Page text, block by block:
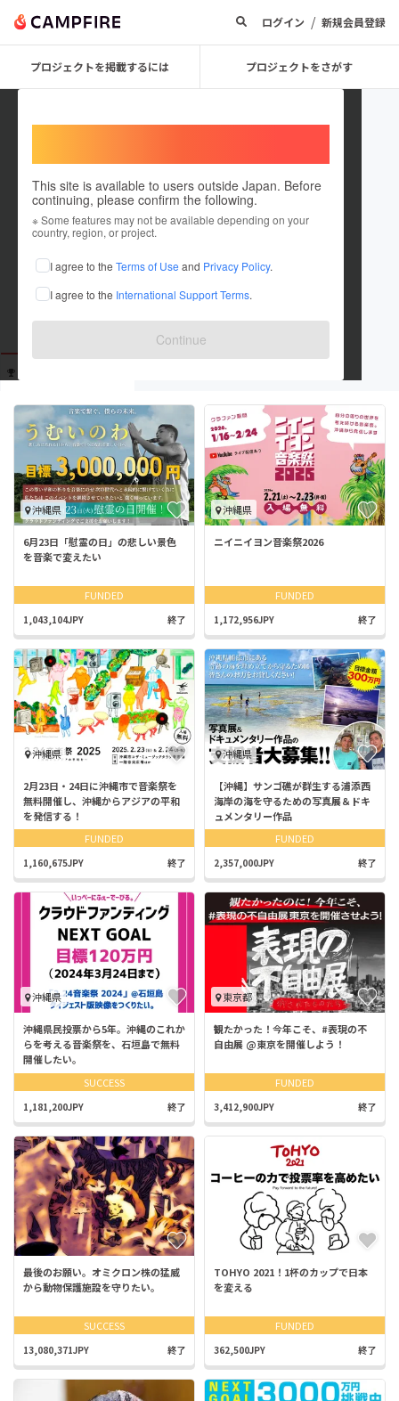
ログイン / 新規会員登録
プロジェクトを掲載するには プロジェクトをさがす
This site is available to users outside Japan. Before
continuing, please confirm the following.
※ Some features may not be available depending on your
country, region, or project.
I agree to the Terms of Use and Privacy Policy.
I agree to the International Support Terms.
Continue
momechabo04
出身国：未設定
沖縄県
6月23日「慰霊の日」の悲しい景色
を音楽で変えたい
FUNDED
1,043,104JPY 終了
沖縄県
ニイニイヨン音楽祭2026
FUNDED
1,172,956JPY 終了
沖縄県
2月23日・24日に沖縄市で音楽祭を
無料開催し、沖縄からアジアの平和
を発信する！
FUNDED
1,160,675JPY 終了
沖縄県
【沖縄】サンゴ礁が群生する浦添西
海岸の海を守るための写真展＆ドキ
ュメンタリー作品
FUNDED
2,357,000JPY 終了
沖縄県
沖縄県民投票から5年。沖縄のこれか
らを考える音楽祭を、石垣島で無料
開催したい。
SUCCESS
1,181,200JPY 終了
東京都
観たかった！今年こそ、#表現の不
自由展 @東京を開催しよう！
FUNDED
3,412,900JPY 終了
最後のお願い。オミクロン株の猛威
から動物保護施設を守りたい。
SUCCESS
13,080,371JPY 終了
TOHYO 2021！1杯のカップで日本
を変える
FUNDED
362,500JPY 終了